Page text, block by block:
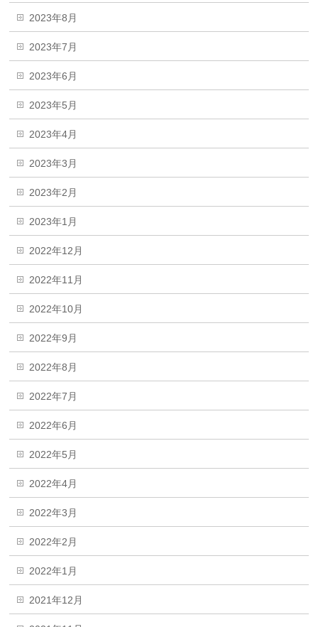
2023年8月
2023年7月
2023年6月
2023年5月
2023年4月
2023年3月
2023年2月
2023年1月
2022年12月
2022年11月
2022年10月
2022年9月
2022年8月
2022年7月
2022年6月
2022年5月
2022年4月
2022年3月
2022年2月
2022年1月
2021年12月